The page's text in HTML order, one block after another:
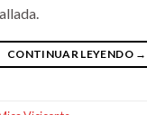
CONTINUAR LEYENDO →